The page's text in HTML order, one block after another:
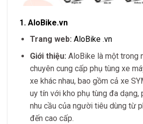
1. AloBike.vn
Trang web: AloBike .vn
Giới thiệu: AloBike là một trong
chuyên cung cấp phụ tùng xe
xe khác nhau, bao gồm cả xe
uy tín với kho phụ tùng đa dạng,
nhu cầu của người tiêu dùng từ
đến cao cấp.